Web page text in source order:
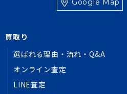
Google Map
買取り
選ばれる理由・流れ・Q&A
オンライン査定
LINE査定